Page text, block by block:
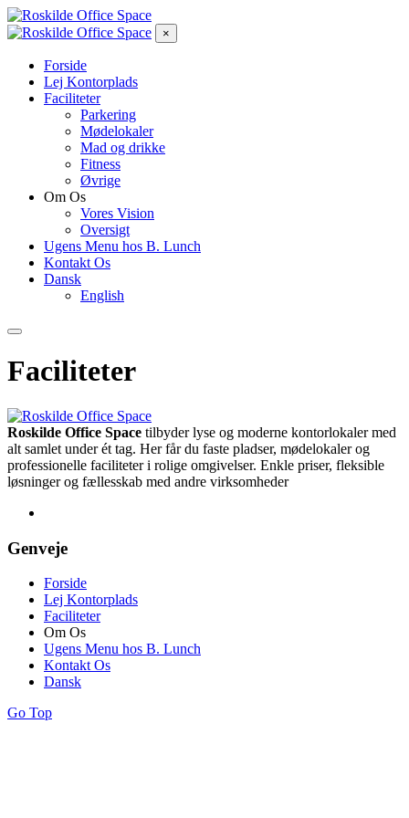
×
Forside
Lej Kontorplads
Faciliteter
Parkering
Mødelokaler
Mad og drikke
Fitness
Øvrige
Om Os
Vores Vision
Oversigt
Ugens Menu hos B. Lunch
Kontakt Os
Dansk
English
Faciliteter
Roskilde Office Space tilbyder lyse og moderne kontorlokaler med
alt samlet under ét tag. Her får du faste pladser, mødelokaler og
professionelle faciliteter i rolige omgivelser. Enkle priser, fleksible
løsninger og fællesskab med andre virksomheder
Genveje
Forside
Lej Kontorplads
Faciliteter
Om Os
Ugens Menu hos B. Lunch
Kontakt Os
Dansk
Go Top